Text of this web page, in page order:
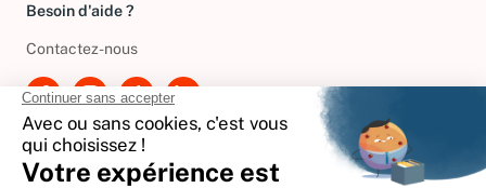
Besoin d'aide ?
Contactez-nous
International